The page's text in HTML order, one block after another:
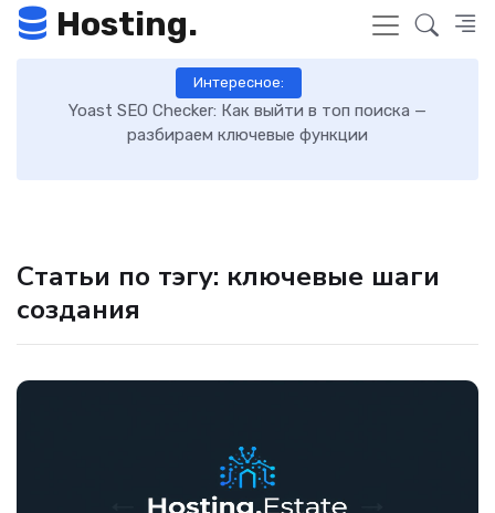
Hosting.
Интересное:
Yoast SEO Checker: Как выйти в топ поиска —
разбираем ключевые функции
Статьи по тэгу: ключевые шаги
создания